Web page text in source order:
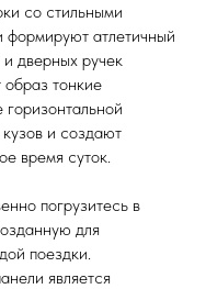
со стильными
атлетичный
дверных ручек
тонкие
и создают
время суток.
погрузитесь в
для
поездки.
является